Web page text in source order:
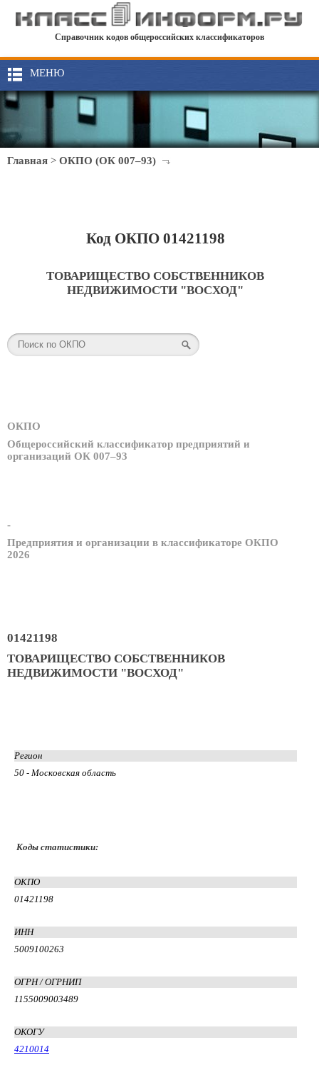
Справочник кодов общероссийских классификаторов
МЕНЮ
Главная > ОКПО (ОК 007–93)
Код ОКПО 01421198
ТОВАРИЩЕСТВО СОБСТВЕННИКОВ
НЕДВИЖИМОСТИ "ВОСХОД"
ОКПО
Общероссийский классификатор предприятий и
организаций ОК 007–93
-
Предприятия и организации в классификаторе ОКПО
2026
01421198
ТОВАРИЩЕСТВО СОБСТВЕННИКОВ
НЕДВИЖИМОСТИ "ВОСХОД"
Регион
50 - Московская область
Коды статистики:
ОКПО
01421198
ИНН
5009100263
ОГРН / ОГРНИП
1155009003489
ОКОГУ
4210014